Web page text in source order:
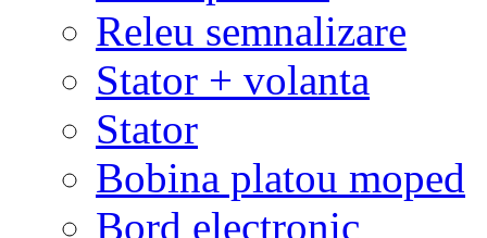
Releu semnalizare
Stator + volanta
Stator
Bobina platou moped
Bord electronic